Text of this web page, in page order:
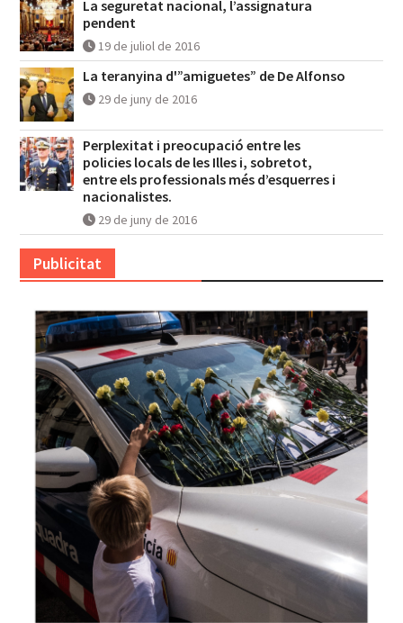
La seguretat nacional, l’assignatura
pendent
19 de juliol de 2016
La teranyina d'”amiguetes” de De Alfonso
29 de juny de 2016
Perplexitat i preocupació entre les
policies locals de les Illes i, sobretot,
entre els professionals més d’esquerres i
nacionalistes.
29 de juny de 2016
Publicitat